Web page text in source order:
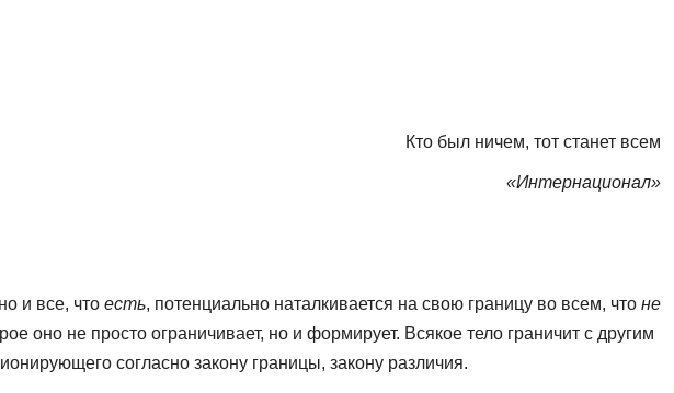
Кто был ничем, тот станет всем
«Интернационал»
и все, что есть, потенциально наталкивается на свою границу во всем, что не
оно не просто ограничивает, но и формирует. Всякое тело граничит с другим
согласно закону границы, закону различия.